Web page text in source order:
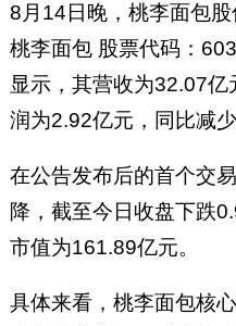
8月14日晚，桃李面包股
桃李面包 股票代码：
显示，其营收为32.07亿
润为2.92亿元，同比减少
在公告发布后的首个交
降，截至今日收盘下跌
市值为161.89亿元。
具体来看，桃李面包核